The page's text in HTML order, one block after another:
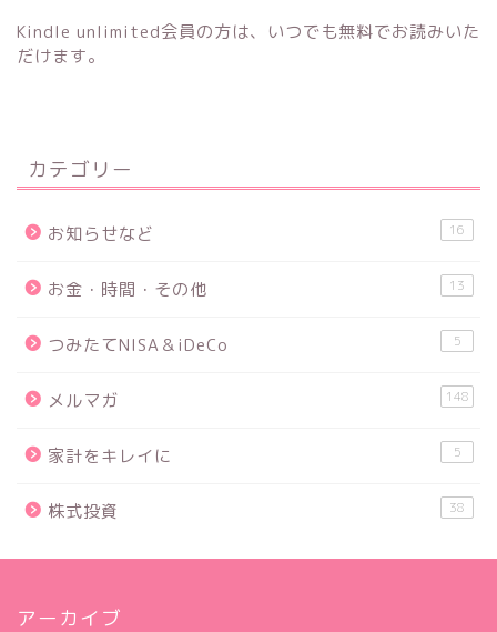
Kindle unlimited会員の方は、いつでも無料でお読みいた
だけます。
カテゴリー
お知らせなど 16
お金・時間・その他 13
つみたてNISA＆iDeCo 5
メルマガ 148
家計をキレイに 5
株式投資 38
アーカイブ